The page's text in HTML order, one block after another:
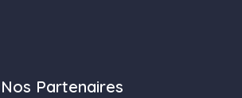
Nos Partenaires